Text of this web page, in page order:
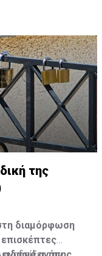
της
διαμόρφωση